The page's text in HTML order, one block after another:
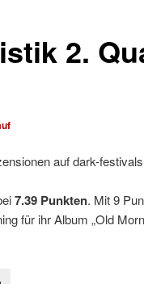
2.
auf dark-
7.39 Punkten. Mit 9
für ihr Album „Old